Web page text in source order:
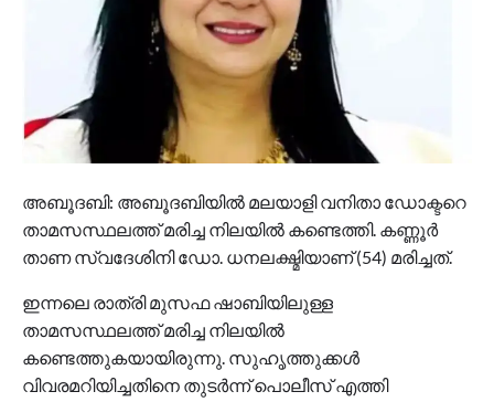
അബൂദബി: അബൂദബിയിൽ മലയാളി വനിതാ ഡോക്ടറെ
താമസസ്ഥലത്ത് മരിച്ച നിലയിൽ കണ്ടെത്തി. കണ്ണൂർ
താണ സ്വദേശിനി ഡോ. ധനലക്ഷ്മിയാണ് (54) മരിച്ചത്.
ഇന്നലെ രാത്രി മുസഫ ഷാബിയിലുള്ള
താമസസ്ഥലത്ത് മരിച്ച നിലയിൽ
കണ്ടെത്തുകയായിരുന്നു. സുഹൃത്തുക്കൾ
വിവരമറിയിച്ചതിനെ തുടർന്ന് പൊലീസ് എത്തി